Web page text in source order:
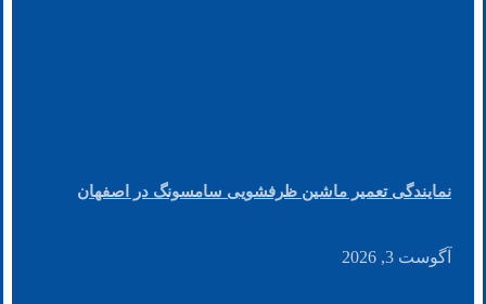
نمایندگی تعمیر ماشین ظرفشویی سامسونگ در اصفهان
آگوست 3, 2026